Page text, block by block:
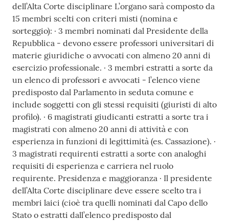
dell’Alta Corte disciplinare L’organo sarà composto da
15 membri scelti con criteri misti (nomina e
sorteggio): · 3 membri nominati dal Presidente della
Repubblica - devono essere professori universitari di
materie giuridiche o avvocati con almeno 20 anni di
esercizio professionale. · 3 membri estratti a sorte da
un elenco di professori e avvocati - l’elenco viene
predisposto dal Parlamento in seduta comune e
include soggetti con gli stessi requisiti (giuristi di alto
profilo). · 6 magistrati giudicanti estratti a sorte tra i
magistrati con almeno 20 anni di attività e con
esperienza in funzioni di legittimità (es. Cassazione). ·
3 magistrati requirenti estratti a sorte con analoghi
requisiti di esperienza e carriera nel ruolo
requirente. Presidenza e maggioranza · Il presidente
dell’Alta Corte disciplinare deve essere scelto tra i
membri laici (cioè tra quelli nominati dal Capo dello
Stato o estratti dall’elenco predisposto dal